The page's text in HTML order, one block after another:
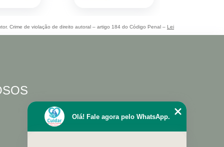
Crime de violação de direito autoral – artigo 184 do Código Penal – Lei
Olá! Fale agora pelo WhatsApp.